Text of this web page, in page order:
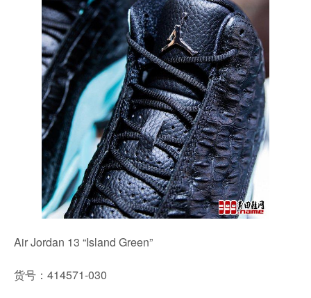
Air Jordan 13 “Island Green”
货号：414571-030